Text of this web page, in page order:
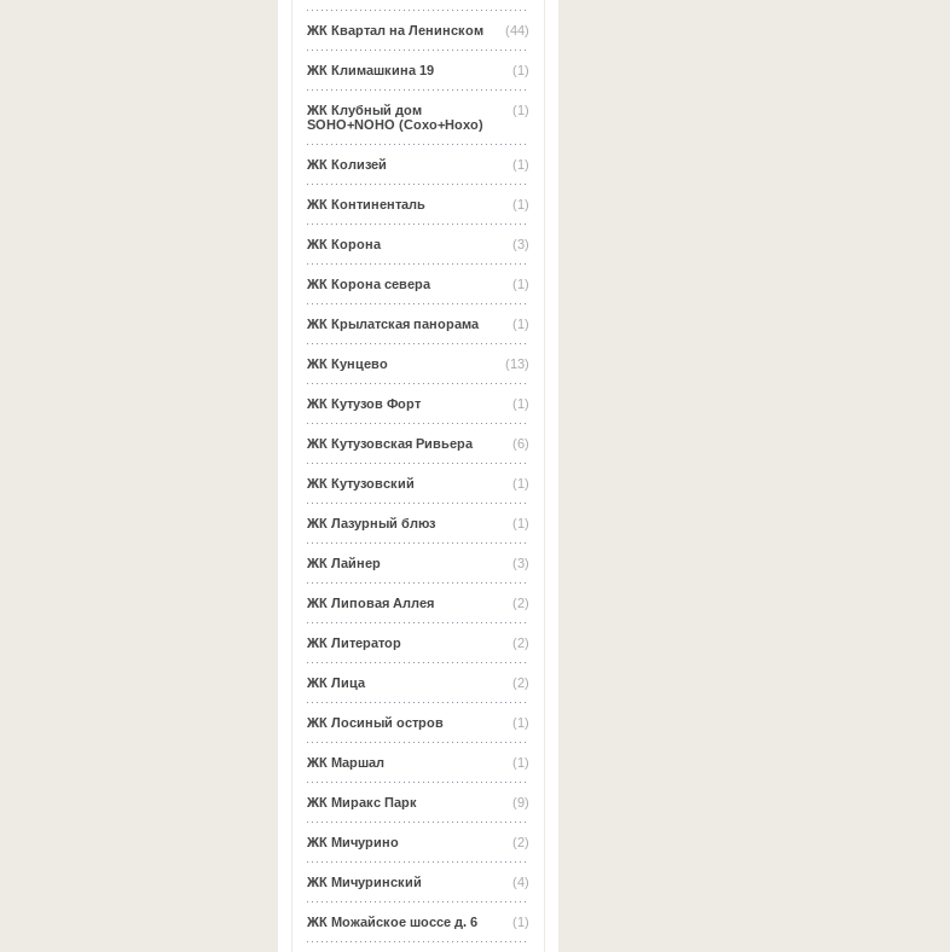
(44)
ЖК Квартал на Ленинском
(1)
ЖК Климашкина 19
(1)
ЖК Клубный дом
SOHO+NOHO (Сохо+Нохо)
(1)
ЖК Колизей
(1)
ЖК Континенталь
(3)
ЖК Корона
(1)
ЖК Корона севера
(1)
ЖК Крылатская панорама
(13)
ЖК Кунцево
(1)
ЖК Кутузов Форт
(6)
ЖК Кутузовская Ривьера
(1)
ЖК Кутузовский
(1)
ЖК Лазурный блюз
(3)
ЖК Лайнер
(2)
ЖК Липовая Аллея
(2)
ЖК Литератор
(2)
ЖК Лица
(1)
ЖК Лосиный остров
(1)
ЖК Маршал
(9)
ЖК Миракс Парк
(2)
ЖК Мичурино
(4)
ЖК Мичуринский
(1)
ЖК Можайское шоссе д. 6